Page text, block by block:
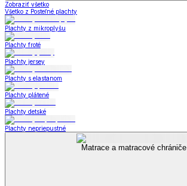
Zobraziť všetko
Všetko z Posteľné plachty
Plachty z mikroplyšu
Plachty froté
Plachty jersey
Plachty s elastanom
Plachty plátené
Plachty detské
Plachty nepriepustné
Matrace a matracové chrániče